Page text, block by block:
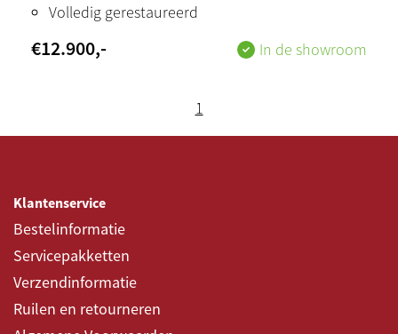
Volledig gerestaureerd
€12.900,- In de showroom
1
Klantenservice
Bestelinformatie
Servicepakketten
Verzendinformatie
Ruilen en retourneren